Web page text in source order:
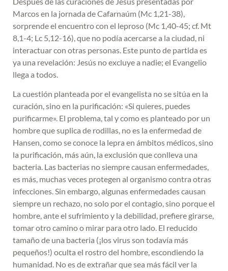
Marcos en la jornada de Cafarnaúm (Mc 1,21-38),
sorprende el encuentro con el leproso (Mc 1,40-45; cf. Mt
8,1-4; Lc 5,12-16), que no podía acercarse a la ciudad, ni
interactuar con otras personas. Este punto de partida es
ya una revelación: Jesús no excluye a nadie; el Evangelio
llega a todos.
La cuestión planteada por el evangelista no se sitúa en la
curación, sino en la purificación: «Si quieres, puedes
purificarme». El problema, tal y como es planteado por un
hombre que suplica de rodillas, no es la enfermedad de
Hansen, como se conoce la lepra en ámbitos médicos, sino
la purificación, más aún, la exclusión que conlleva una
bacteria. Las bacterias no siempre causan enfermedades,
es más, muchas veces protegen al organismo contra otras
infecciones. Sin embargo, algunas enfermedades causan
siempre un rechazo, no solo por el contagio, sino porque el
hombre, ante el sufrimiento y la debilidad, prefiere girarse,
tomar otro camino o mirar para otro lado. El reducido
tamaño de una bacteria (¡los virus son todavía más
pequeños!) oculta el rostro del hombre, escondiendo la
humanidad. No es de extrañar que sea más fácil ver la